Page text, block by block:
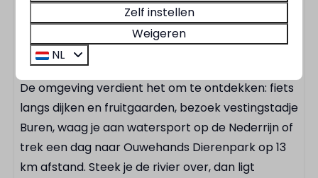
Nederrijn in Maurik, midden in de Betuwe. Op het
park geniet je van een recreatieplas met strand,
een gezellige brasserie, fietsverhuur, een
jachthaven en volop activiteiten voor kinderen.
De omgeving verdient het om te ontdekken: fiets
langs dijken en fruitgaarden, bezoek vestingstadje
Buren, waag je aan watersport op de Nederrijn of
trek een dag naar Ouwehands Dierenpark op 13
km afstand. Steek je de rivier over, dan ligt
Zelf instellen
Weigeren
NL